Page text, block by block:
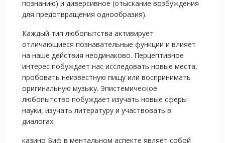
познанию) и диверсивное (отыскание возбуждения
для предотвращения однообразия).
Каждый тип любопытства активирует
отличающиеся познавательные функции и влияет
на наше действия неодинаково. Перцептивное
интерес побуждает нас исследовать новые места,
пробовать неизвестную пищу или воспринимать
оригинальную музыку. Эпистемическое
любопытство побуждает изучать новые сферы
науки, изучать литературу и участвовать в
диалогах.
казино Биф в ментальном аспекте являет собой